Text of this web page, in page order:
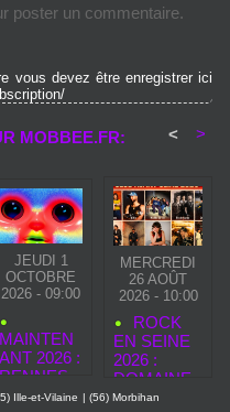
poster un commentaire.
vous devez être enregistrer ici
MOBBEE.FR: < >
JEUDI 1
OCTOBRE
2026 - 09:00
MAINTEN
ANT 2026 :
RENNES
CÉLÈBRE
MERCREDI
26 AOÛT
2026 - 10:00
ROCK
EN SEINE
2026 :
DOMAINE
NATIONAL
Ille-et-Vilaine | (56) Morbihan